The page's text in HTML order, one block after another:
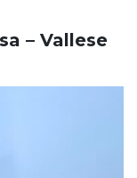
– Vallese